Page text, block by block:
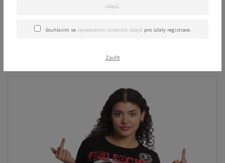
Urban Crew Neck T-Shirt
údajů.
Souhlasím se zpracováním osobních údajů pro účely registrace.
Zavřít